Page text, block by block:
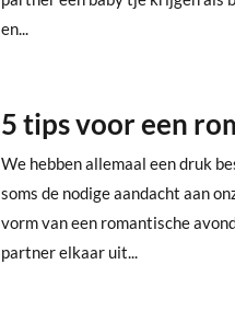
en...
5 tips voor een
We hebben allemaal een druk
soms de nodige aandacht aan
vorm van een romantische
partner elkaar uit...